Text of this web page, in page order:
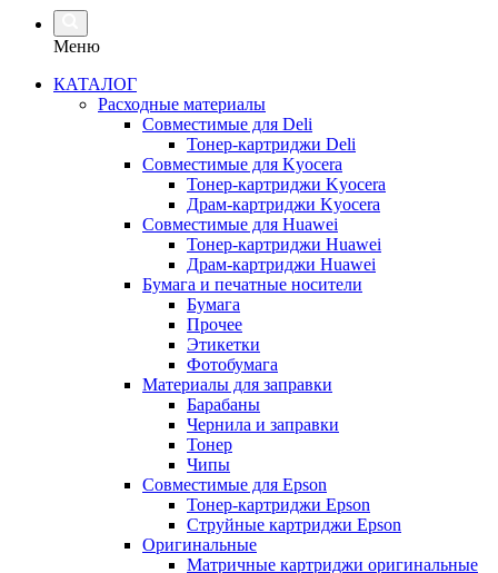
Меню
КАТАЛОГ
Расходные материалы
Совместимые для Deli
Тонер-картриджи Deli
Совместимые для Kyocera
Тонер-картриджи Kyocera
Драм-картриджи Kyocera
Совместимые для Huawei
Тонер-картриджи Huawei
Драм-картриджи Huawei
Бумага и печатные носители
Бумага
Прочее
Этикетки
Фотобумага
Материалы для заправки
Барабаны
Чернила и заправки
Тонер
Чипы
Совместимые для Epson
Тонер-картриджи Epson
Струйные картриджи Epson
Оригинальные
Матричные картриджи оригинальные